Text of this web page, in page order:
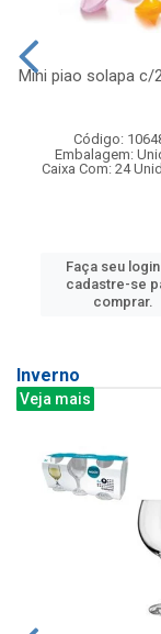
Mini piao solapa c/
Código:
Embalagem:
Caixa Com: 24
Faça seu
cadastre-se
comprar.
Inverno
Veja mais